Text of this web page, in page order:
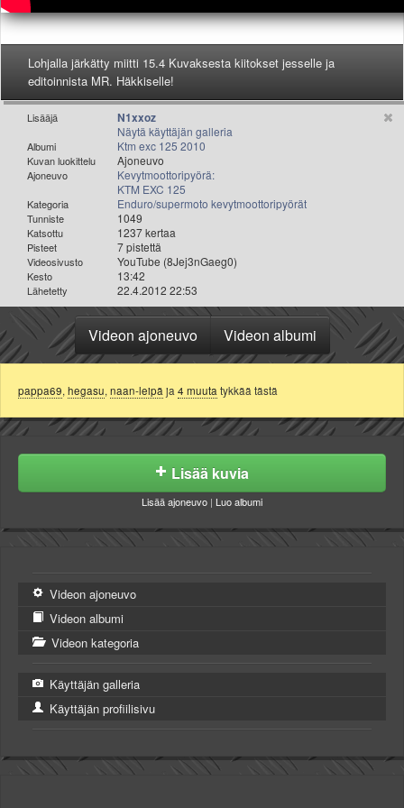
Valitse paikkakunta
Helsingin sää
Turun sää
Oulun sää
Kuopion sää
Rovaniemen sää
MUUT
VIP-jäsenyys
Paidat ja vaatteet
Suunnittele oma paita
Mainostus
Palaute
Kevytversio
Lohjalla järkätty miitti 15.4 Kuvaksesta kiitokset jesselle ja
editoinnista MR. Häkkiselle!
Lisääjä N1xxoz
Näytä käyttäjän galleria
Albumi Ktm exc 125 2010
Kuvan luokittelu Ajoneuvo
Ajoneuvo
Kevytmoottoripyörä:
KTM EXC 125
Kategoria Enduro/supermoto kevytmoottoripyörät
Tunniste 1049
Katsottu 1237 kertaa
Pisteet 7 pistettä
Videosivusto YouTube (8Jej3nGaeg0)
Kesto 13:42
Lähetetty 22.4.2012 22:53
Videon ajoneuvo Videon albumi
pappa69, hegasu, naan-leipä ja 4 muuta tykkää tästä
Lisää kuvia
Lisää ajoneuvo | Luo albumi
Videon ajoneuvo
Videon albumi
Videon kategoria
Käyttäjän galleria
Käyttäjän profiilisivu